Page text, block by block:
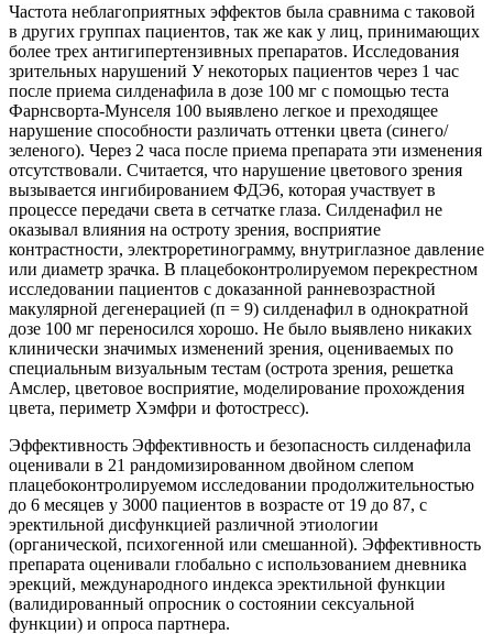
Частота неблагоприятных эффектов была сравнима с таковой
в других группах пациентов, так же как у лиц, принимающих
более трех антигипертензивных препаратов. Исследования
зрительных нарушений У некоторых пациентов через 1 час
после приема силденафила в дозе 100 мг с помощью теста
Фарнсворта-Мунселя 100 выявлено легкое и преходящее
нарушение способности различать оттенки цвета (синего/
зеленого). Через 2 часа после приема препарата эти изменения
отсутствовали. Считается, что нарушение цветового зрения
вызывается ингибированием ФДЭ6, которая участвует в
процессе передачи света в сетчатке глаза. Силденафил не
оказывал влияния на остроту зрения, восприятие
контрастности, электроретинограмму, внутриглазное давление
или диаметр зрачка. В плацебоконтролируемом перекрестном
исследовании пациентов с доказанной ранневозрастной
макулярной дегенерацией (п = 9) силденафил в однократной
дозе 100 мг переносился хорошо. Не было выявлено никаких
клинически значимых изменений зрения, оцениваемых по
специальным визуальным тестам (острота зрения, решетка
Амслер, цветовое восприятие, моделирование прохождения
цвета, периметр Хэмфри и фотостресс).
Эффективность Эффективность и безопасность силденафила
оценивали в 21 рандомизиро­ванном двойном слепом
плацебоконтроли­руемом исследовании продолжительностью
до 6 месяцев у 3000 пациентов в возрасте от 19 до 87, с
эректильной дисфункцией различной этиологии
(органической, психогенной или смешанной). Эффективность
препарата оценивали глобально с использованием дневника
эрекций, международного индекса эректильной функции
(валидированный опросник о состоянии сексуальной
функции) и опроса партнера.